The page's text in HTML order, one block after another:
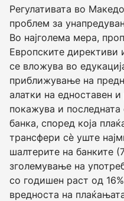
Регулативата во
проблем за
Во најголема мера,
Европските директиви
се вложува во
приближување на
алатки на едноставен
покажува и
банка, според која
трансфери сѐ уште
шалтерите на банките
зголемување на
со годишен раст од 16%
вредноста на